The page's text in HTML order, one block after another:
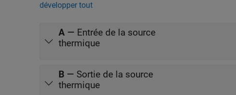
développer tout
A — Entrée de la source
thermique
B — Sortie de la source
thermique